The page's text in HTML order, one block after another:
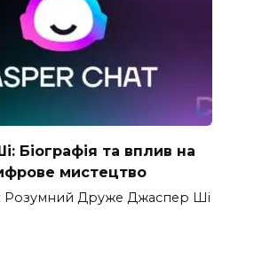
Біографія та вплив на
мистецтво
Розумний Друже Джаспер Ші